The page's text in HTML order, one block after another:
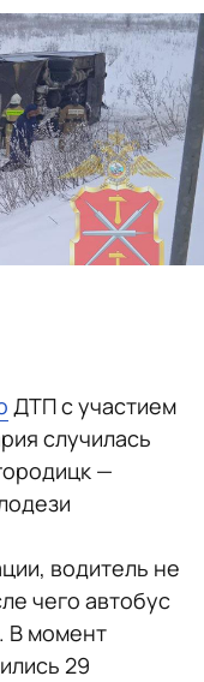
ДТП с участием
случилась
—
водитель не
чего автобус
В момент
29